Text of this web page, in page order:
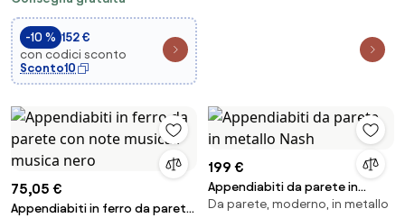
-10 % 152 €
con codici sconto
Sconto10
75,05 €
Appendiabiti in ferro da parete
199 €
Appendiabiti da parete in
metallo Nash
Da parete, moderno, in metallo